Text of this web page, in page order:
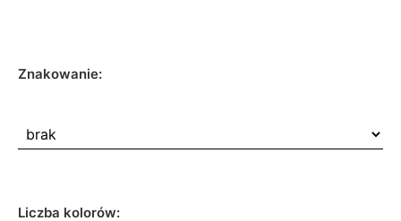
Znakowanie:
Liczba kolorów: